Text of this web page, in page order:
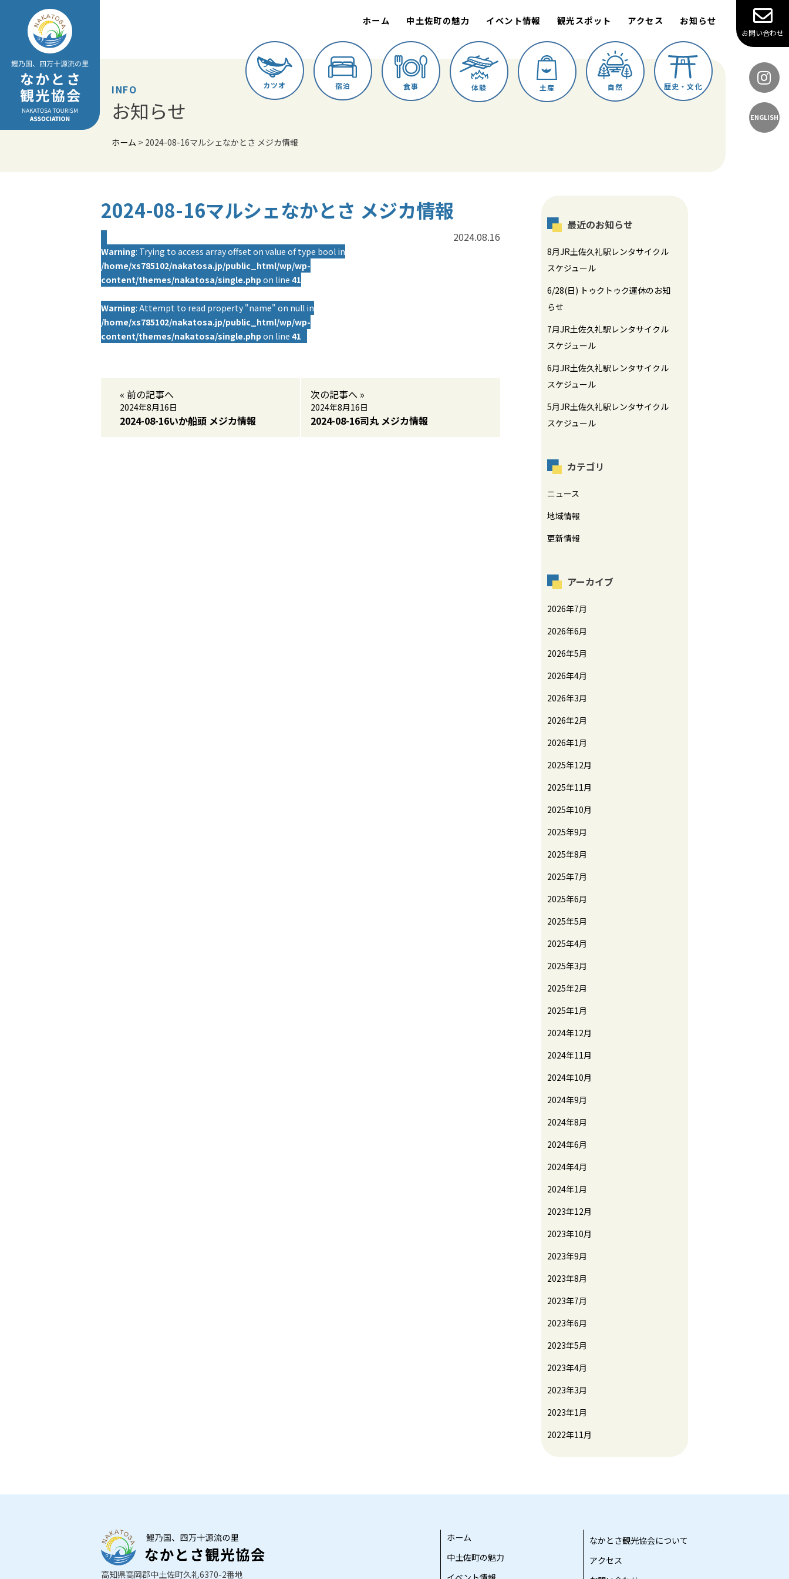
content
ホーム 中土佐町の魅力 イベント情報 観光スポット アクセス お知らせ
お問い合わせ
ENGLISH
カツオ 宿泊 食事 体験 土産 自然 歴史・文化
INFO
お知らせ
ホーム > 2024-08-16マルシェなかとさ メジカ情報
2024-08-16マルシェなかとさ メジカ情報
Warning: Trying to access array offset on value of type bool in
/home/xs785102/nakatosa.jp/public_html/wp/wp-
content/themes/nakatosa/single.php on line 41
Warning: Attempt to read property "name" on null in
/home/xs785102/nakatosa.jp/public_html/wp/wp-
content/themes/nakatosa/single.php on line 41
2024.08.16
« 前の記事へ
2024年8月16日
2024-08-16いか船頭 メジカ情報
次の記事へ »
2024年8月16日
2024-08-16司丸 メジカ情報
最近のお知らせ
8月JR土佐久礼駅レンタサイクル
スケジュール
6/28(日) トゥクトゥク運休のお知
らせ
7月JR土佐久礼駅レンタサイクル
スケジュール
6月JR土佐久礼駅レンタサイクル
スケジュール
5月JR土佐久礼駅レンタサイクル
スケジュール
カテゴリ
ニュース
地域情報
更新情報
アーカイブ
2026年7月
2026年6月
2026年5月
2026年4月
2026年3月
2026年2月
2026年1月
2025年12月
2025年11月
2025年10月
2025年9月
2025年8月
2025年7月
2025年6月
2025年5月
2025年4月
2025年3月
2025年2月
2025年1月
2024年12月
2024年11月
2024年10月
2024年9月
2024年8月
2024年6月
2024年4月
2024年1月
2023年12月
2023年10月
2023年9月
2023年8月
2023年7月
2023年6月
2023年5月
2023年4月
2023年3月
2023年1月
2022年11月
高知県高岡郡中土佐町久礼6370-2番地
ホーム
中土佐町の魅力
なかとさ観光協会について
アクセス